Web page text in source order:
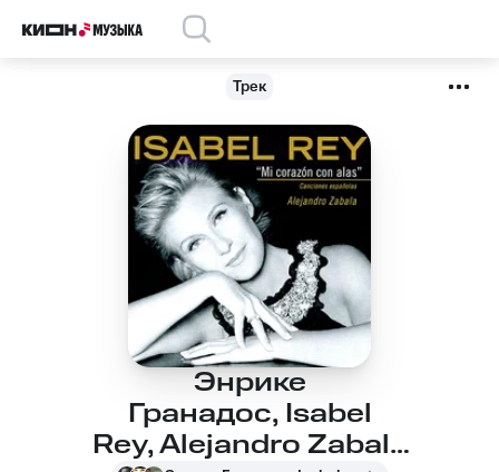
Трек
Энрике
Гранадос, Isabel
Rey, Alejandro Zabala